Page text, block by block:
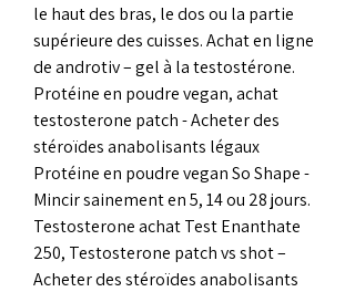
le haut des bras, le dos ou la partie
supérieure des cuisses. Achat en ligne
de androtiv – gel à la testostérone.
Protéine en poudre vegan, achat
testosterone patch - Acheter des
stéroïdes anabolisants légaux
Protéine en poudre vegan So Shape -
Mincir sainement en 5, 14 ou 28 jours.
Testosterone achat Test Enanthate
250, Testosterone patch vs shot –
Acheter des stéroïdes anabolisants